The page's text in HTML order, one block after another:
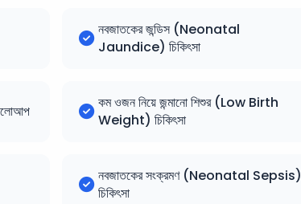
নবজাতকের জন্ডিস (Neonatal
Jaundice) চিকিৎসা
কম ওজন নিয়ে জন্মানো শিশুর (Low Birth
Weight) চিকিৎসা
নবজাতকের সংক্রমণ (Neonatal Sepsis)
চিকিৎসা